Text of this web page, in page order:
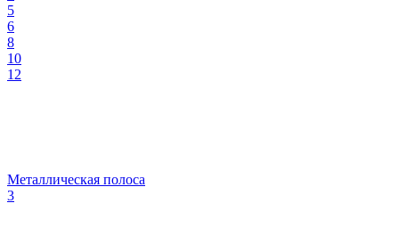
5
6
8
10
12
Металлическая полоса
3